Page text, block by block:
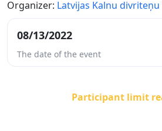
Organizer: Latvijas Kalnu
08/13/2022
The date of the event
Participant limit